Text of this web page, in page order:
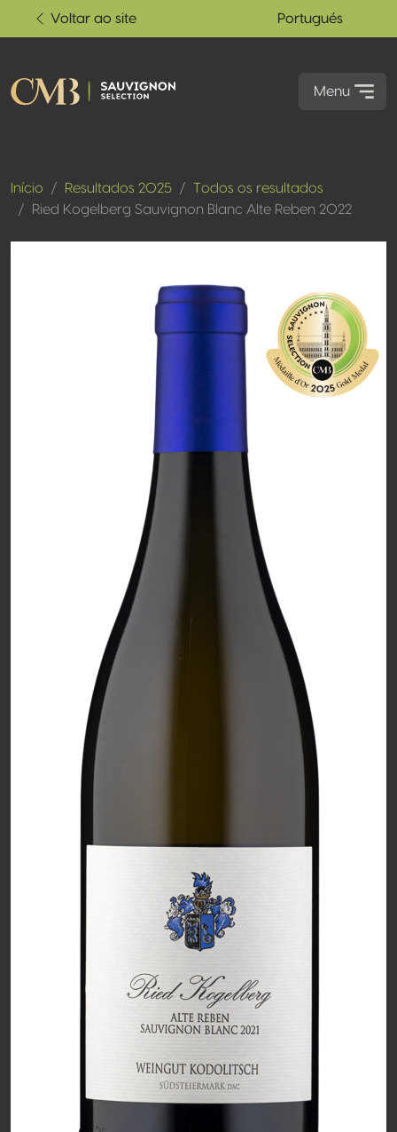
Voltar ao site Portugués
Menu
Início Resultados 2025
Todos os resultados
Ried Kogelberg Sauvignon Blanc Alte Reben 2022